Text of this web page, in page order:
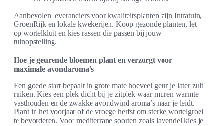
Aanbevolen leveranciers voor kwaliteitsplanten zijn Intratuin,
GroenRijk en lokale kwekerijen. Koop gezonde planten, let
op wortelkluit en kies rassen die passen bij jouw
tuinopstelling.
Hoe je geurende bloemen plant en verzorgt voor
maximale avondaroma’s
Een goede start bepaalt in grote mate hoeveel geur je later zult
ruiken. Kies een plek dicht bij je zitplek waar muren warmte
vasthouden en de zwakke avondwind aroma’s naar je leidt.
Plant in het voorjaar of de vroege herfst om sterke wortelgroei
te bevorderen. Voor mediterrane soorten zoals lavendel kies je